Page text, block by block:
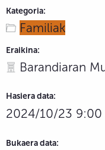
Kategoria:
Familiak
Eraikina:
Barandiaran
Hasiera data:
2024/10/23 9:00
Bukaera data: